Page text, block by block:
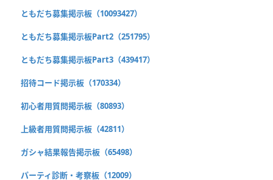
ともだち募集掲示板（10093427）
ともだち募集掲示板Part2（251795）
ともだち募集掲示板Part3（439417）
招待コード掲示板（170334）
初心者用質問掲示板（80893）
上級者用質問掲示板（42811）
ガシャ結果報告掲示板（65498）
パーティ診断・考察板（12009）